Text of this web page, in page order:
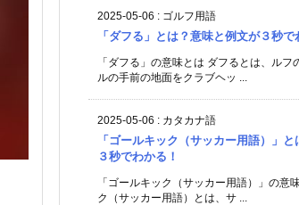
2025-05-06 : ゴルフ用語
「ダフる」とは？意味と例文が３秒で
「ダフる」の意味とは ダフるとは、ルフ
ルの手前の地面をクラブヘッ ...
2025-05-06 : カタカナ語
「ゴールキック（サッカー用語）」
３秒でわかる！
「ゴールキック（サッカー用語）」の意
ク（サッカー用語）とは、サ ...